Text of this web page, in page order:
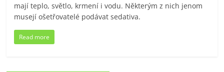
mají teplo, světlo, krmení i vodu. Některým z nich jenom
musejí ošetřovatelé podávat sedativa.
Read more